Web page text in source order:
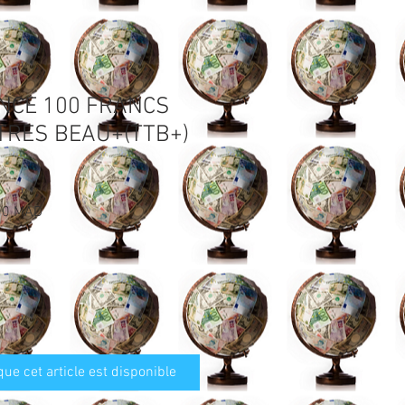
100 FRANCS
BEAU+(TTB+)
MADPrix
promotionnel
cet article est disponible